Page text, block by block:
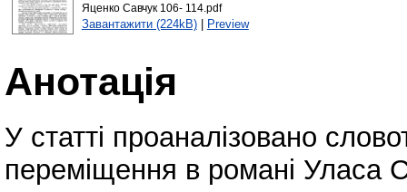
Яценко Савчук 106- 114.pdf
Завантажити (224kB)| Preview
Анотація
У статті проаналізовано
переміщення в романі Уласа